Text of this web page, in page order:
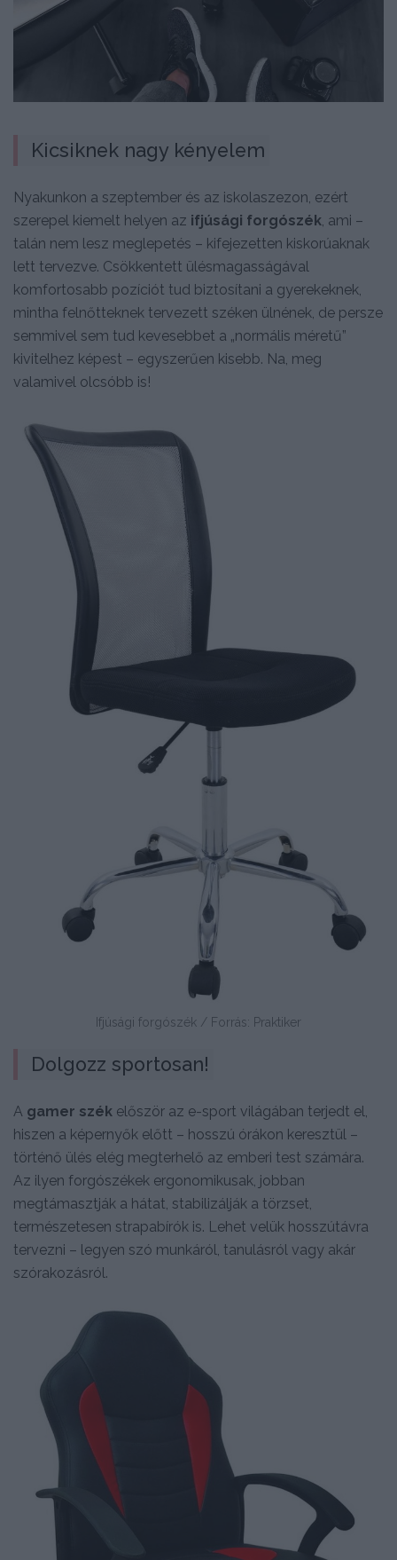
Kicsiknek nagy kényelem
Nyakunkon a szeptember és az iskolaszezon, ezért
szerepel kiemelt helyen az ifjúsági forgószék, ami –
talán nem lesz meglepetés – kifejezetten kiskorúaknak
lett tervezve. Csökkentett ülésmagasságával
komfortosabb pozíciót tud biztosítani a gyerekeknek,
mintha felnőtteknek tervezett széken ülnének, de persze
semmivel sem tud kevesebbet a „normális méretű”
kivitelhez képest – egyszerűen kisebb. Na, meg
valamivel olcsóbb is!
Ifjúsági forgószék / Forrás: Praktiker
Dolgozz sportosan!
A gamer szék először az e-sport világában terjedt el,
hiszen a képernyők előtt – hosszú órákon keresztül –
történő ülés elég megterhelő az emberi test számára.
Az ilyen forgószékek ergonomikusak, jobban
megtámasztják a hátat, stabilizálják a törzset,
természetesen strapabírók is. Lehet velük hosszútávra
tervezni – legyen szó munkáról, tanulásról vagy akár
szórakozásról.